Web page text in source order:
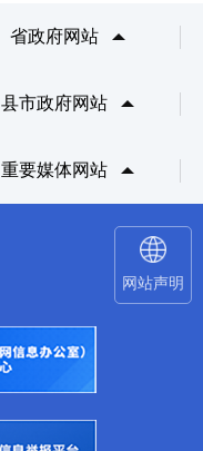
省政府网站
县市政府网站
重要媒体网站
网站声明